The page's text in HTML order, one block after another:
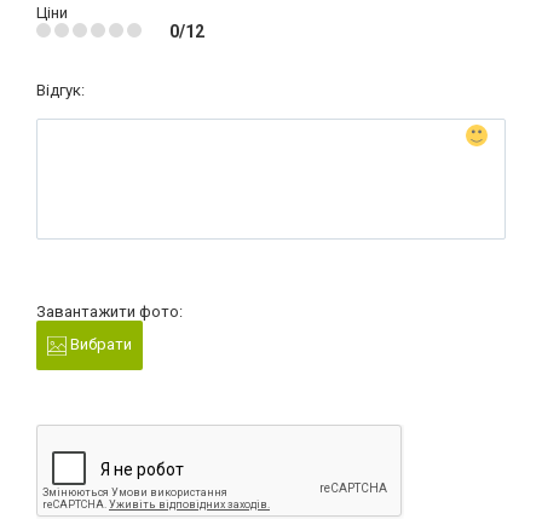
Ціни
0/12
Відгук:
Завантажити фото:
Вибрати